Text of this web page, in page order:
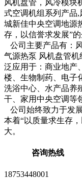
风机盘管，风冷模块
式空调机组系列产品
城新佳中央空调地源
存，以信誉求发展”
公司主要产品有：
气源热泵 风机盘管
泛应用于：商业地产
楼、生物制药、电子
洗浴中心、水产品养
干、家用中央空调等
公司始终致力于发
本着“以质量求生存
大。
咨询热线
18753448001